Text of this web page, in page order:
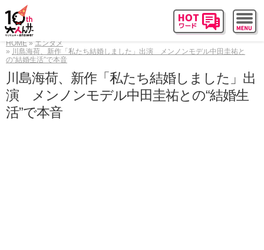
HOME
エンタメ
川島海荷、新作「私たち結婚しました」出演 メンノンモデル中田圭祐と
の“結婚生活”で本音
川島海荷、新作「私たち結婚しました」出
演 メンノンモデル中田圭祐との“結婚生
活”で本音